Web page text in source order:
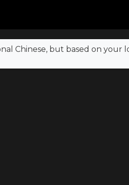
Chinese, but based on